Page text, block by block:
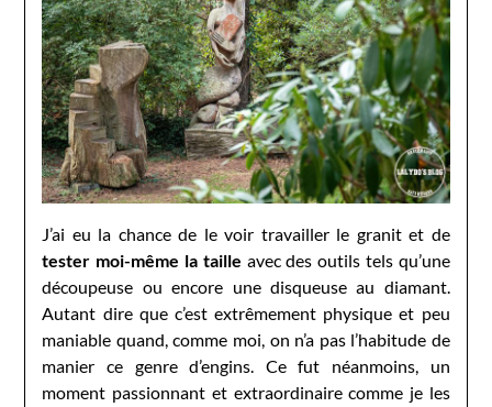
J’ai eu la chance de le voir travailler le granit et de
tester moi-même la taille avec des outils tels qu’une
découpeuse ou encore une disqueuse au diamant.
Autant dire que c’est extrêmement physique et peu
maniable quand, comme moi, on n’a pas l’habitude de
manier ce genre d’engins. Ce fut néanmoins, un
moment passionnant et extraordinaire comme je les